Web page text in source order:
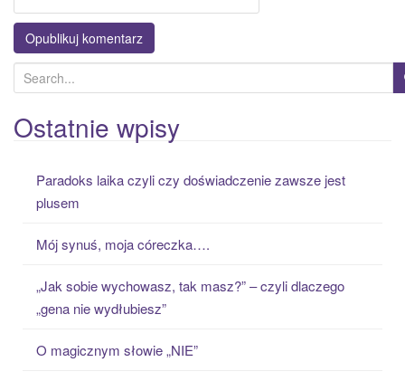
e
a
r
Ostatnie wpisy
Paradoks laika czyli czy doświadczenie zawsze jest
plusem
Mój synuś, moja córeczka….
„Jak sobie wychowasz, tak masz?” – czyli dlaczego
„gena nie wydłubiesz”
O magicznym słowie „NIE”